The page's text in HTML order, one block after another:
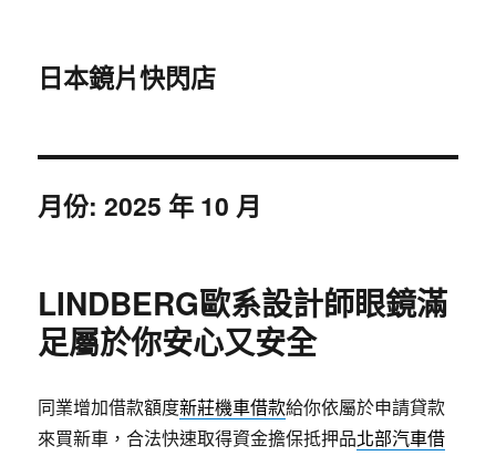
日本鏡片快閃店
月份:2025 年 10 月
LINDBERG歐系設計師眼鏡滿
足屬於你安心又安全
同業增加借款額度新莊機車借款給你依屬於申請貸款
來買新車，合法快速取得資金擔保抵押品北部汽車借